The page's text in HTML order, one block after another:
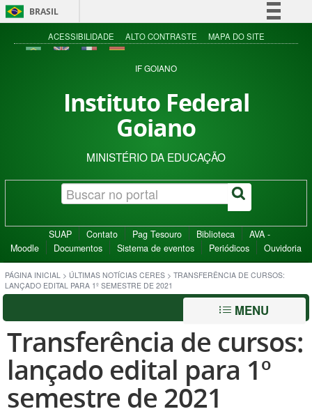
BRASIL
Simplifique!
Acesso à informação
ACESSIBILIDADE ALTO CONTRASTE MAPA DO SITE
IF GOIANO
Instituto Federal
Goiano
MINISTÉRIO DA EDUCAÇÃO
SUAP Contato Pag Tesouro Biblioteca
AVA -
Moodle
Documentos Sistema de eventos Periódicos Ouvidoria
PÁGINA INICIAL > ÚLTIMAS NOTÍCIAS CERES > TRANSFERÊNCIA DE CURSOS:
LANÇADO EDITAL PARA 1º SEMESTRE DE 2021
MENU
Transferência de cursos:
lançado edital para 1º
semestre de 2021